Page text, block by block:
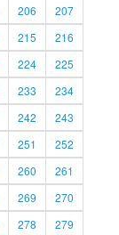
206
207
215
216
224
225
233
234
242
243
251
252
260
261
269
270
278 279